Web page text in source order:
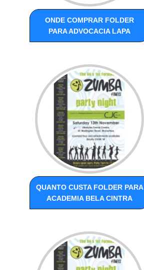
ONDE COMPRAR FOLDER
PARA ADVOCACIA LAPA
QUANTO CUSTA FOLDER PARA
ACADEMIA BELA CINTRA